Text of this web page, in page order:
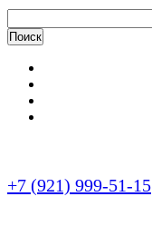
+7 (921) 999-51-15